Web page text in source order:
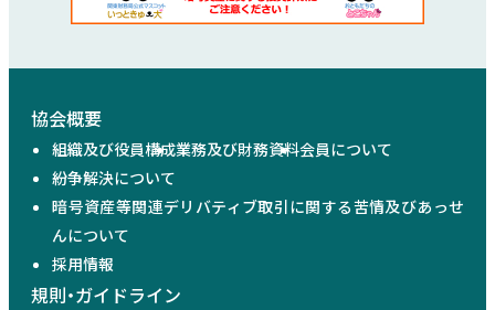
協会概要
組織及び役員構成業務及び財務資料会員について
紛争解決について
暗号資産等関連デリバティブ取引に関する苦情及びあっせ
んについて
採用情報
規則・ガイドライン